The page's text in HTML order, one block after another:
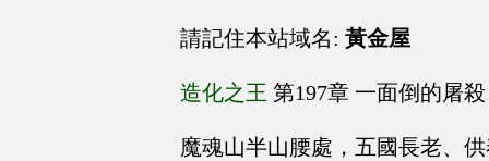
請記住本站域名: 黃金屋
造化之王 第197章 一面倒的屠殺
魔魂山半山腰處，五國長老、